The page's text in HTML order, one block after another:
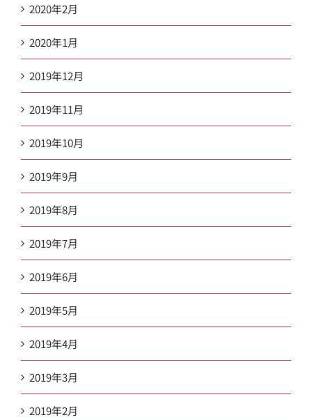
2020年2月
2020年1月
2019年12月
2019年11月
2019年10月
2019年9月
2019年8月
2019年7月
2019年6月
2019年5月
2019年4月
2019年3月
2019年2月